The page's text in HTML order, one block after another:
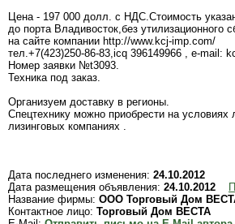
Цена - 197 000 долл. с НДС.Стоимость
до порта Владивосток,без утилизационного
на сайте компании http://www.kcj-imp.com/
тел.+7(423)250-86-83,icq 396149966 , e-mail:
Номер заявки №t3093.
Техника под заказ.
Организуем доставку в регионы.
Спецтехнику можно приобрести на условиях
лизинговых компаниях .
Дата последнего изменения: 24.10.2012
Дата размещения объявления: 24.10.2012
Название фирмы: ООО Торговый Дом
Контактное лицо: Торговый Дом ВЕСТА